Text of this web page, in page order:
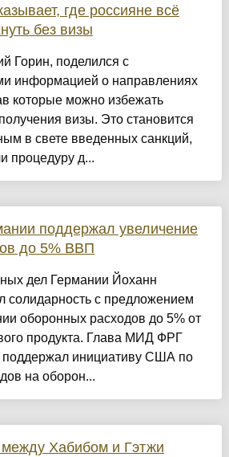
где россияне всё
без визы
Горин, поделился с
информацией о направлениях
которые можно избежать
визы. Это становится
в свете введенных санкций,
процедуру д...
поддержал увеличение
до 5% ВВП
дел Германии Йоханн
солидарность с предложением
оборонных расходов до 5% от
продукта. Глава МИД ФРГ
инициативу США по
на оборон...
Хабибом и Гэтжи